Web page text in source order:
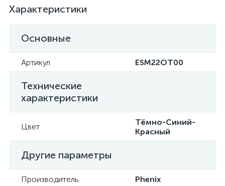
Характеристики
Основные
Артикул ESM22OT00
Технические
характеристики
Цвет
Тёмно-Синий-
Красный
Другие параметры
Производитель
Phenix